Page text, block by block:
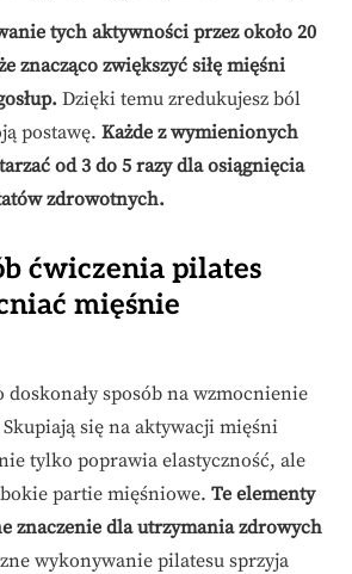
tych aktywności przez około 20
znacząco zwiększyć siłę mięśni
Dzięki temu zredukujesz ból
postawę. Każde z wymienionych
od 3 do 5 razy dla osiągnięcia
zdrowotnych.
ćwiczenia pilates
mięśnie
doskonały sposób na wzmocnienie
się na aktywacji mięśni
tylko poprawia elastyczność, ale
partie mięśniowe. Te elementy
znaczenie dla utrzymania zdrowych
wykonywanie pilatesu sprzyja